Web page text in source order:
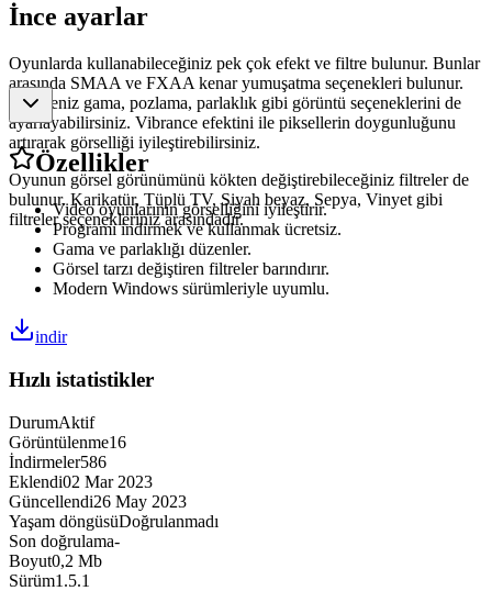
İnce ayarlar
Oyunlarda kullanabileceğiniz pek çok efekt ve filtre bulunur. Bunlar
arasında SMAA ve FXAA kenar yumuşatma seçenekleri bulunur.
Dilerseniz gama, pozlama, parlaklık gibi görüntü seçeneklerini de
ayarlayabilirsiniz. Vibrance efektini ile piksellerin doygunluğunu
artırarak görselliği iyileştirebilirsiniz.
Oyunun görsel görünümünü kökten değiştirebileceğiniz filtreler de
bulunur. Karikatür, Tüplü TV, Siyah beyaz, Sepya, Vinyet gibi
filtreler seçenekleriniz arasındadır.
Özellikler
Video oyunlarının görselliğini iyileştirir.
Programı indirmek ve kullanmak ücretsiz.
Gama ve parlaklığı düzenler.
Görsel tarzı değiştiren filtreler barındırır.
Modern Windows sürümleriyle uyumlu.
indir
Hızlı istatistikler
DurumAktif
Görüntülenme16
İndirmeler586
Eklendi02 Mar 2023
Güncellendi26 May 2023
Yaşam döngüsüDoğrulanmadı
Son doğrulama-
Boyut0,2 Mb
Sürüm1.5.1